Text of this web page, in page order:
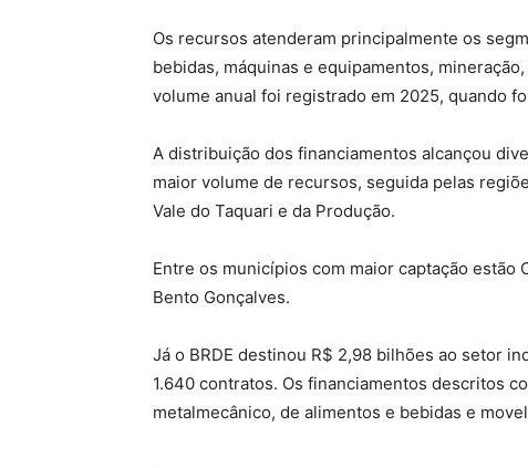
Os recursos atenderam principalmente os
bebidas, máquinas e equipamentos,
volume anual foi registrado em 2025, quando
A distribuição dos financiamentos alcançou
maior volume de recursos, seguida pelas
Vale do Taquari e da Produção.
Entre os municípios com maior captação estão
Bento Gonçalves.
Já o BRDE destinou R$ 2,98 bilhões ao setor
1.640 contratos. Os financiamentos descritos
metalmecânico, de alimentos e bebidas e